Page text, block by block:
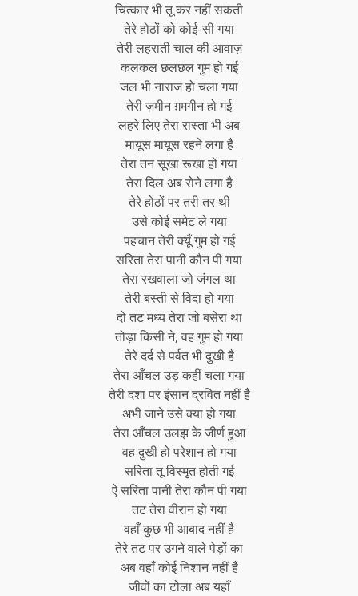
चित्कार भी तू कर नहीं सकती
तेरे होठों को कोई-सी गया
तेरी लहराती चाल की आवाज़
कलकल छलछल गुम हो गई
जल भी नाराज हो चला गया
तेरी ज़मीन ग़मगीन हो गई
लहरे लिए तेरा रास्ता भी अब
मायूस मायूस रहने लगा है
तेरा तन सूखा रूखा हो गया
तेरा दिल अब रोने लगा है
तेरे होठों पर तरी तर थी
उसे कोई समेट ले गया
पहचान तेरी क्यूँ गुम हो गई
सरिता तेरा पानी कौन पी गया
तेरा रखवाला जो जंगल था
तेरी बस्ती से विदा हो गया
दो तट मध्य तेरा जो बसेरा था
तोड़ा किसी ने, वह गुम हो गया
तेरे दर्द से पर्वत भी दुखी है
तेरा आँचल उड़ कहीं चला गया
तेरी दशा पर इंसान द्रवित नहीं है
अभी जाने उसे क्या हो गया
तेरा आँचल उलझ के जीर्ण हुआ
वह दुखी हो परेशान हो गया
सरिता तू विस्मृत होती गई
ऐ सरिता पानी तेरा कौन पी गया
तट तेरा वीरान हो गया
वहाँ कुछ भी आबाद नहीं है
तेरे तट पर उगने वाले पेड़ों का
अब वहाँ कोई निशान नहीं है
जीवों का टोला अब यहाँ